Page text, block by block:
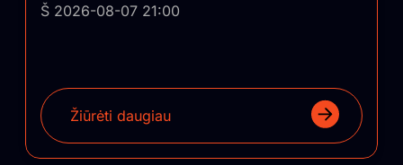
Š 2026-08-07 21:00
Žiūrėti daugiau